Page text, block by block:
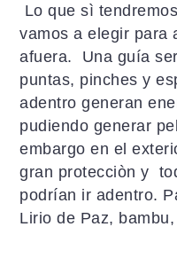
Lo que sì
vamos a elegir para
afuera. Una guía
puntas, pinches y
adentro generan
pudiendo generar
embargo en el
gran protecciòn y
podrían ir adentro.
Lirio de Paz,